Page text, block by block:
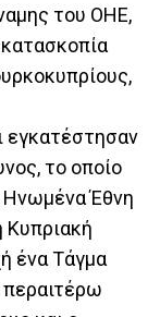
του ΟΗΕ,
εγκατέστησαν
το οποίο
Ηνωμένα Έθνη
Κυπριακή
ένα Τάγμα
περαιτέρω